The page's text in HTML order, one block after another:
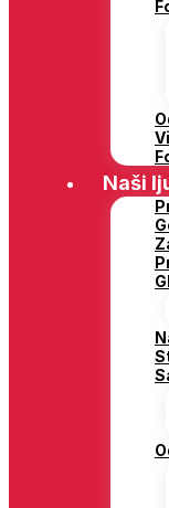
Naši